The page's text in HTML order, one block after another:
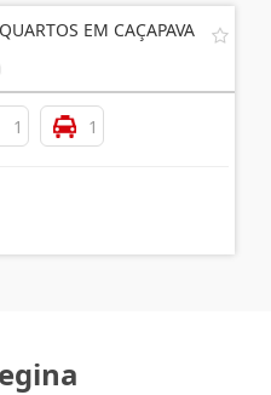
EM CAÇAPAVA
1 1